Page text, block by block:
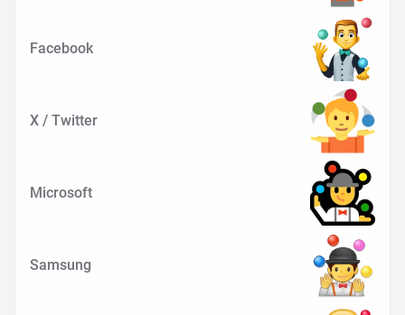
Facebook
X / Twitter
Microsoft
Samsung